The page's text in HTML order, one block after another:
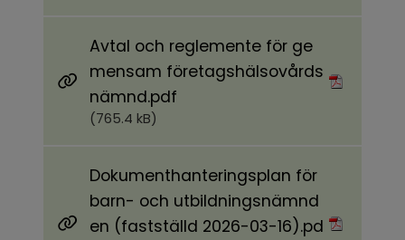
Avtal och reglemente för ge
mensam företagshälsovårds
nämnd.pdf
(765.4 kB)
Dokumenthanteringsplan för
barn- och utbildningsnämnd
en (fastställd 2026-03-16).pd